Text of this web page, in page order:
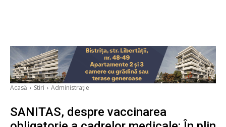
Acasă Stiri Administrație
SANITAS, despre vaccinarea